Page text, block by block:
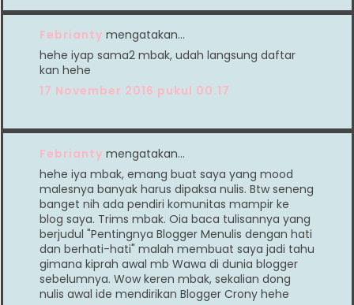
Febrianty mengatakan…
hehe iyap sama2 mbak, udah langsung daftar
kan hehe
17 November 2016 pukul 00.17
Febrianty mengatakan…
hehe iya mbak, emang buat saya yang mood
malesnya banyak harus dipaksa nulis. Btw seneng
banget nih ada pendiri komunitas mampir ke
blog saya. Trims mbak. Oia baca tulisannya yang
berjudul "Pentingnya Blogger Menulis dengan hati
dan berhati-hati" malah membuat saya jadi tahu
gimana kiprah awal mb Wawa di dunia blogger
sebelumnya. Wow keren mbak, sekalian dong
nulis awal ide mendirikan Blogger Crony hehe